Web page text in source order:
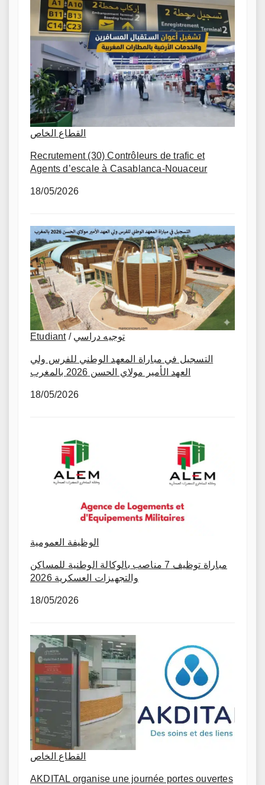
القطاع الخاص
Recrutement (30) Contrôleurs de trafic et
Agents d’escale à Casablanca-Nouaceur
18/05/2026
Etudiant/ توجيه دراسي
التسجيل في مباراة المعهد الوطني للفرس ولي
العهد الأمير مولاي الحسن 2026 بالمغرب
18/05/2026
الوظيفة العمومية
مباراة توظيف 7 مناصب بالوكالة الوطنية للمساكن
والتجهيزات العسكرية 2026
18/05/2026
القطاع الخاص
AKDITAL organise une journée portes ouvertes